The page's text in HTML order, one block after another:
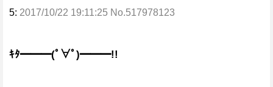
5: 2017/10/22 19:11:25 No.517978123
ｷﾀ━━━(ﾟ∀ﾟ)━━━!!